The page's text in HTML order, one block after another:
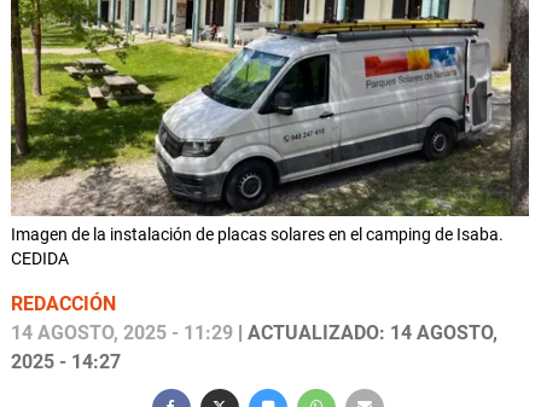
Imagen de la instalación de placas solares en el camping de Isaba.
CEDIDA
REDACCIÓN
14 AGOSTO, 2025 - 11:29 | ACTUALIZADO: 14 AGOSTO,
2025 - 14:27